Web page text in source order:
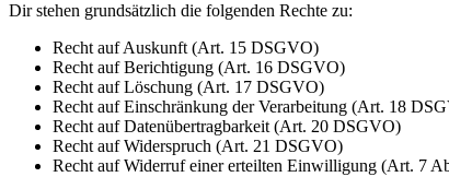
Dir stehen grundsätzlich die folgenden Rechte zu:
Recht auf Auskunft (Art. 15 DSGVO)
Recht auf Berichtigung (Art. 16 DSGVO)
Recht auf Löschung (Art. 17 DSGVO)
Recht auf Einschränkung der Verarbeitung (Art. 18
Recht auf Datenübertragbarkeit (Art. 20 DSGVO)
Recht auf Widerspruch (Art. 21 DSGVO)
Recht auf Widerruf einer erteilten Einwilligung (Art. 7